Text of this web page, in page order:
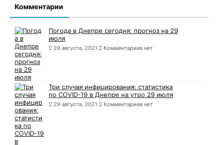
Комментарии
Погода в Днепре сегодня: прогноз на 29
июля
29 августа, 2021 Комментариев нет
Три случая инфицирования: статистика
по COVID-19 в Днепре на утро 29 июля
29 августа, 2021 Комментариев нет